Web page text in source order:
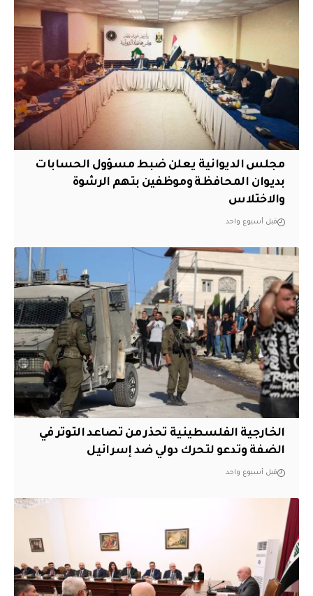
مجلس الديوانية يعلن ضبط مسؤول الحسابات
بديوان المحافظة وموظفين بتهم الرشوة
والاختلاس
قبل أسبوع واحد
الخارجية الفلسطينية تحذر من تصاعد التوتر في
الضفة وتدعو لتحرك دولي ضد إسرائيل
قبل أسبوع واحد